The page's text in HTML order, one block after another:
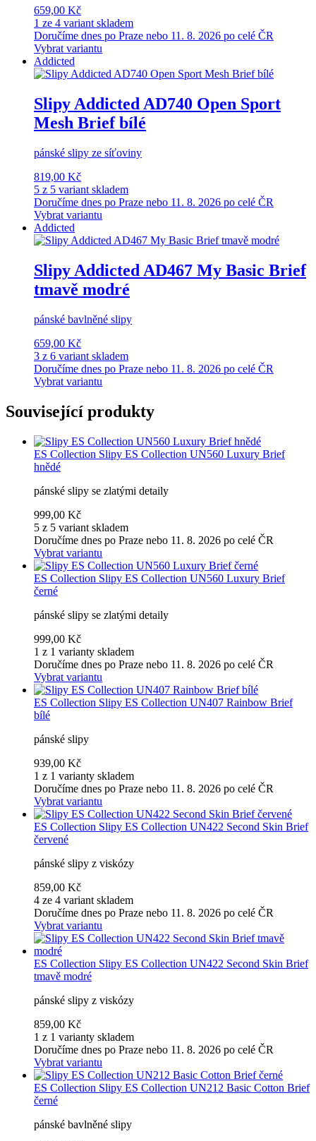
659,00 Kč
1 ze 4 variant skladem
Doručíme dnes po Praze nebo 11. 8. 2026 po celé ČR
Vybrat variantu
Addicted
Slipy Addicted AD740 Open Sport
Mesh Brief bílé
pánské slipy ze síťoviny
819,00 Kč
5 z 5 variant skladem
Doručíme dnes po Praze nebo 11. 8. 2026 po celé ČR
Vybrat variantu
Addicted
Slipy Addicted AD467 My Basic Brief
tmavě modré
pánské bavlněné slipy
659,00 Kč
3 z 6 variant skladem
Doručíme dnes po Praze nebo 11. 8. 2026 po celé ČR
Vybrat variantu
Související produkty
ES Collection Slipy ES Collection UN560 Luxury Brief
hnědé
pánské slipy se zlatými detaily
999,00 Kč
5 z 5 variant skladem
Doručíme dnes po Praze nebo 11. 8. 2026 po celé ČR
Vybrat variantu
ES Collection Slipy ES Collection UN560 Luxury Brief
černé
pánské slipy se zlatými detaily
999,00 Kč
1 z 1 varianty skladem
Doručíme dnes po Praze nebo 11. 8. 2026 po celé ČR
Vybrat variantu
ES Collection Slipy ES Collection UN407 Rainbow Brief
bílé
pánské slipy
939,00 Kč
1 z 1 varianty skladem
Doručíme dnes po Praze nebo 11. 8. 2026 po celé ČR
Vybrat variantu
ES Collection Slipy ES Collection UN422 Second Skin Brief
červené
pánské slipy z viskózy
859,00 Kč
4 ze 4 variant skladem
Doručíme dnes po Praze nebo 11. 8. 2026 po celé ČR
Vybrat variantu
ES Collection Slipy ES Collection UN422 Second Skin Brief
tmavě modré
pánské slipy z viskózy
859,00 Kč
1 z 1 varianty skladem
Doručíme dnes po Praze nebo 11. 8. 2026 po celé ČR
Vybrat variantu
ES Collection Slipy ES Collection UN212 Basic Cotton Brief
černé
pánské bavlněné slipy